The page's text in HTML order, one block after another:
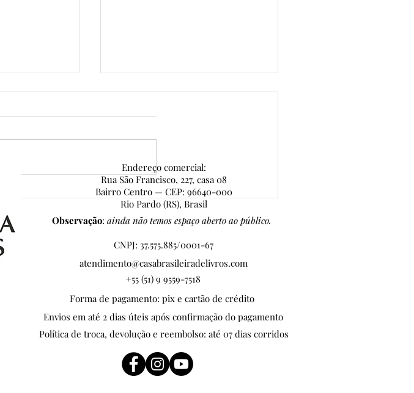
edição do
Pena de Ouro — 7ª edição:
INSCRIÇÕES ABERTAS
Endereço comercial:
Rua São Francisco, 227, casa 08
Bairro Centro — CEP: 96640-000
Rio Pardo (RS), Brasil
Observação: ainda não temos espaço aberto ao público.
CNPJ: 37.575.885/0001-67
atendimento@casabrasileiradelivros.com
+55 (51) 9 9559-7518
Forma de pagamento: pix e cartão de crédito
Envios em até 2 dias úteis após confirmação do pagamento
Política de troca, devolução e reembolso: até 07 dias corridos